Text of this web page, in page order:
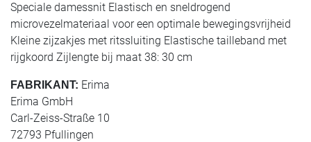
Speciale damessnit Elastisch en sneldrogend
microvezelmateriaal voor een optimale bewegingsvrijheid
Kleine zijzakjes met ritssluiting Elastische tailleband met
rijgkoord Zijlengte bij maat 38: 30 cm
FABRIKANT: Erima
Erima GmbH
Carl-Zeiss-Straße 10
72793 Pfullingen